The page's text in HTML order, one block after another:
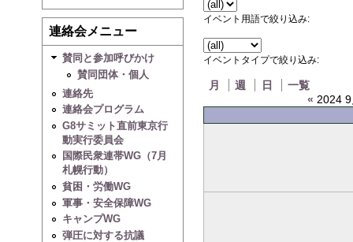
連絡会メニュー
賛同と参加呼びかけ
賛同団体・個人
連絡先
連絡会プログラム
G8サミット直前東京行
動実行委員会
国際民衆連帯WG（7月
札幌行動）
貧困・労働WG
軍事・安全保障WG
キャンプWG
弾圧に対する抗議
イベント用語で絞り込み:
イベントタイプで絞り込み:
月 週 日
一覧
« 2024